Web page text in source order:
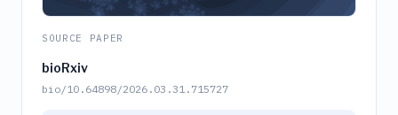
SOURCE PAPER
bioRxiv
bio/10.64898/2026.03.31.715727